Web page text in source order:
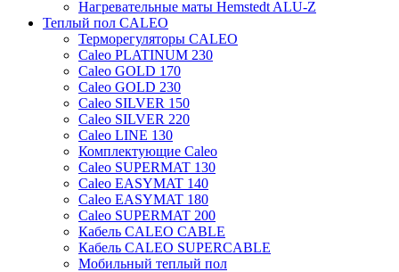
Нагревательные маты Hemstedt ALU-Z
Теплый пол CALEO
Терморегуляторы CALEO
Caleo PLATINUM 230
Caleo GOLD 170
Caleo GOLD 230
Caleo SILVER 150
Caleo SILVER 220
Caleo LINE 130
Комплектующие Caleo
Caleo SUPERMAT 130
Caleo EASYMAT 140
Caleo EASYMAT 180
Caleo SUPERMAT 200
Кабель CALEO CABLE
Кабель CALEO SUPERCABLE
Мобильный теплый пол